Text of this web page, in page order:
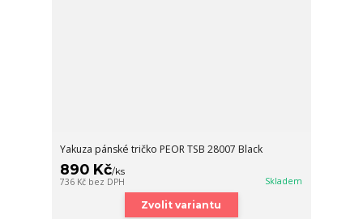
Yakuza pánské tričko PEOR TSB 28007 Black
890 Kč/ks
736 Kč bez DPH Skladem
Zvolit variantu